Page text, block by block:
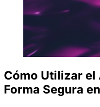
Cómo Utilizar el
Forma Segura